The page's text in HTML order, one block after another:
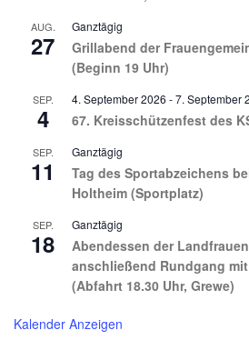
AUG.
27
Ganztägig
Grillabend der
(Beginn 19 Uhr)
SEP.
4
4. September 2026 -7. September
67. Kreisschützenfest des
SEP.
11
Ganztägig
Tag des Sportabzeichens
Holtheim (Sportplatz)
SEP.
18
Ganztägig
Abendessen der
anschließend Rundgang
(Abfahrt 18.30 Uhr, Grewe)
Kalender Anzeigen